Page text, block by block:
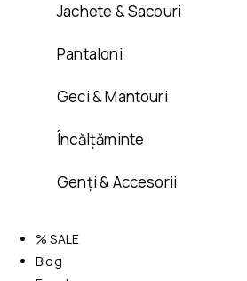
Jachete & Sacouri
Pantaloni
Geci & Mantouri
Încălțăminte
Genți & Accesorii
% SALE
Blog